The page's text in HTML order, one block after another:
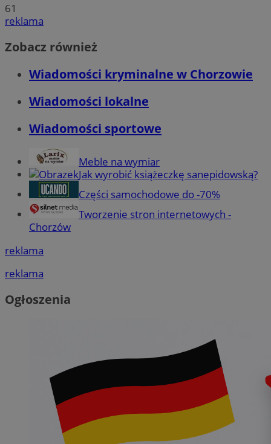
61
reklama
Zobacz również
Wiadomości kryminalne w Chorzowie
Wiadomości lokalne
Wiadomości sportowe
Meble na wymiar
Jak wyrobić książeczkę sanepidowską?
Części samochodowe do -70%
Tworzenie stron internetowych -
Chorzów
reklama
reklama
Ogłoszenia